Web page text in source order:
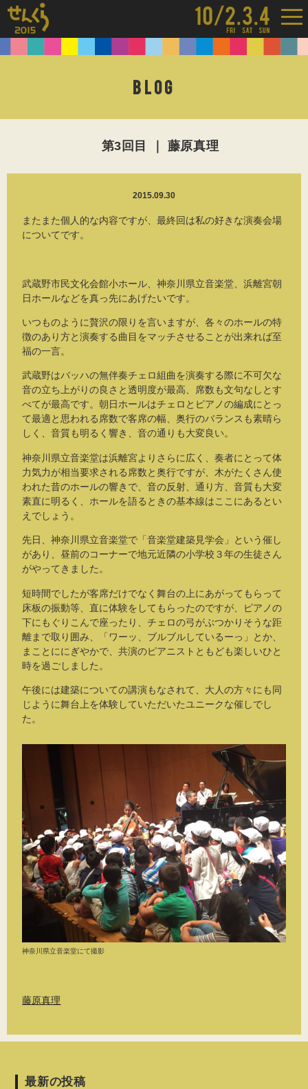
BLOG
第3回目 ｜ 藤原真理
2015.09.30
またまた個人的な内容ですが、最終回は私の好きな演奏会場
についてです。
武蔵野市民文化会館小ホール、神奈川県立音楽堂、浜離宮朝
日ホールなどを真っ先にあげたいです。
いつものように贅沢の限りを言いますが、各々のホールの特
徴のあり方と演奏する曲目をマッチさせることが出来れば至
福の一言。
武蔵野はバッハの無伴奏チェロ組曲を演奏する際に不可欠な
音の立ち上がりの良さと透明度が最高、席数も文句なしとす
べてが最高です。朝日ホールはチェロとピアノの編成にとっ
て最適と思われる席数で客席の幅、奥行のバランスも素晴ら
しく、音質も明るく響き、音の通りも大変良い。
神奈川県立音楽堂は浜離宮よりさらに広く、奏者にとって体
力気力が相当要求される席数と奥行ですが、木がたくさん使
われた昔のホールの響きで、音の反射、通り方、音質も大変
素直に明るく、ホールを語るときの基本線はここにあるとい
えでしょう。
先日、神奈川県立音楽堂で「音楽堂建築見学会」という催し
があり、昼前のコーナーで地元近隣の小学校３年の生徒さん
がやってきました。
短時間でしたが客席だけでなく舞台の上にあがってもらって
床板の振動等、直に体験をしてもらったのですが、ピアノの
下にもぐりこんで座ったり、チェロの弓がぶつかりそうな距
離まで取り囲み、「ワーッ、ブルブルしているーっ」とか、
まことににぎやかで、共演のピアニストともども楽しいひと
時を過ごしました。
午後には建築についての講演もなされて、大人の方々にも同
じように舞台上を体験していただいたユニークな催しでし
た。
神奈川県立音楽堂にて撮影
藤原真理
最新の投稿